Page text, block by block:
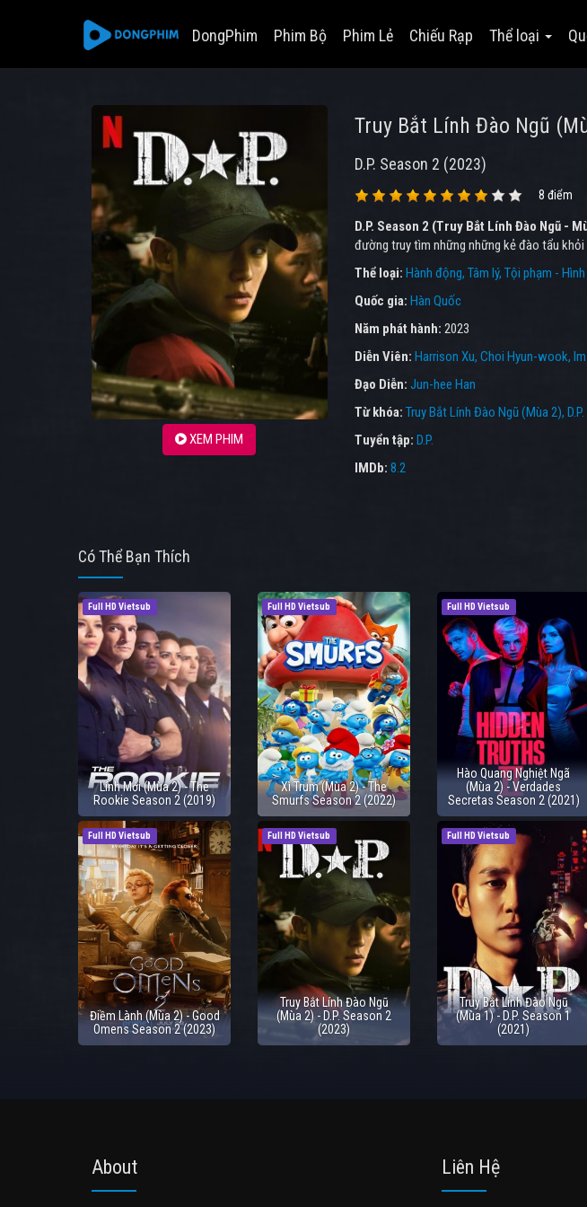
DongPhim Phim Bộ Phim Lẻ Chiếu Rạp Thể loại
XEM PHIM
Truy Bắt Lính Đào Ngũ
D.P. Season 2 (2023)
8 điểm
D.P. Season 2 (Truy Bắt Lính Đào Ngũ -
đường truy tìm những những kẻ đào tẩu khỏi
Thể loại: Hành động Tâm lý Tội phạm -
Quốc gia: Hàn Quốc
Năm phát hành: 2023
Diễn Viên: Harrison Xu Choi Hyun-wook
Đạo Diễn: Jun-hee Han
Từ khóa: Truy Bắt Lính Đào Ngũ (Mùa 2),
Tuyển tập: D.P.
IMDb: 8.2
Có Thể Bạn Thích
Full HD Vietsub
Lính Mới (Mùa 2) - The
Rookie Season 2 (2019)
Full HD Vietsub
Xì Trum (Mùa 2) - The
Smurfs Season 2 (2022)
Full HD Vietsub
Hào Quang Nghiệt Ngã
(Mùa 2) - Verdades
Secretas Season 2 (2021)
Full HD Vietsub
Điềm Lành (Mùa 2) - Good
Omens Season 2 (2023)
Full HD Vietsub
Truy Bắt Lính Đào Ngũ
(Mùa 2) - D.P. Season 2
(2023)
Full HD Vietsub
Truy Bắt Lính Đào Ngũ
(Mùa 1) - D.P. Season 1
(2021)
About Liên Hệ